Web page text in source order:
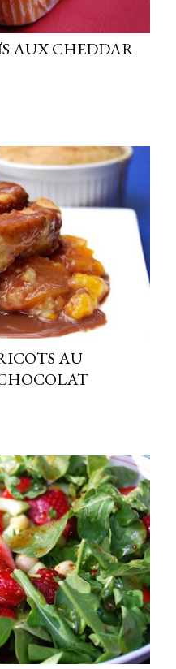
AUX CHEDDAR
AU